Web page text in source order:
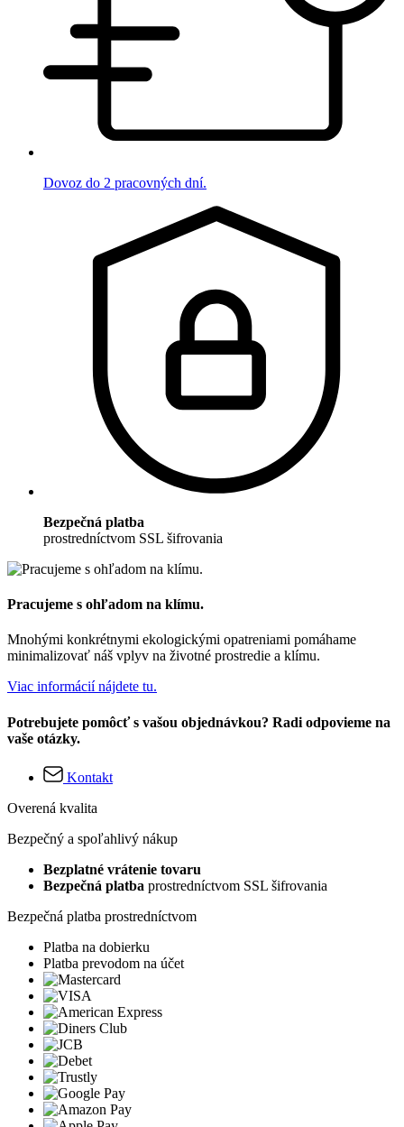
Dovoz do 2 pracovných dní.
Bezpečná platba
prostredníctvom SSL šifrovania
Pracujeme s ohľadom na klímu.
Mnohými konkrétnymi ekologickými opatreniami pomáhame
minimalizovať náš vplyv na životné prostredie a klímu.
Viac informácií nájdete tu.
Potrebujete pomôcť s vašou objednávkou? Radi odpovieme na
vaše otázky.
Kontakt
Overená kvalita
Bezpečný a spoľahlivý nákup
Bezplatné vrátenie tovaru
Bezpečná platba prostredníctvom SSL šifrovania
Bezpečná platba prostredníctvom
Platba na dobierku
Platba prevodom na účet